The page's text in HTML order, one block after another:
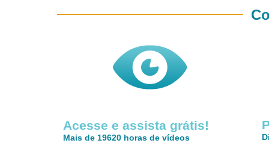
Acesse e assista grátis!
Mais de 19620 horas de vídeos